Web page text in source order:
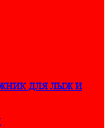
ДЛЯ ЛЫЖ И